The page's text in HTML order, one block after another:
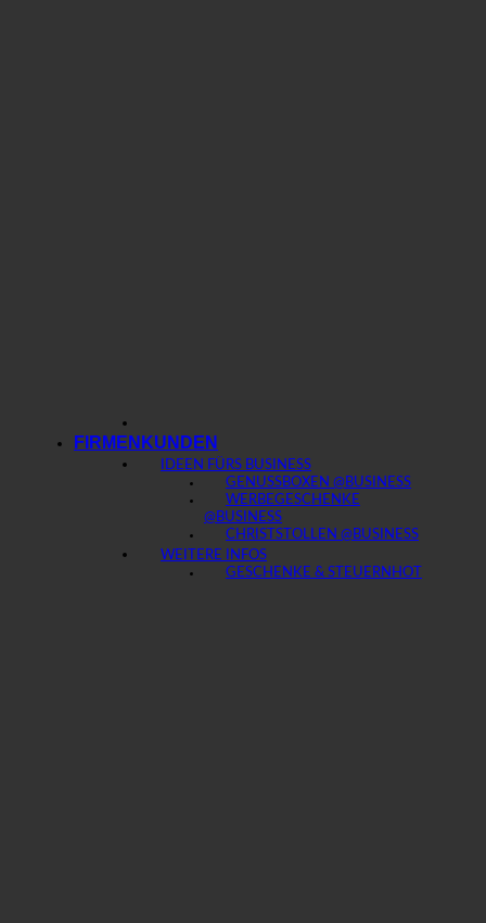
FIRMENKUNDEN
IDEEN FÜRS BUSINESS
GENUSSBOXEN @BUSINESS
WERBEGESCHENKE
@BUSINESS
CHRISTSTOLLEN @BUSINESS
WEITERE INFOS
GESCHENKE & STEUERN